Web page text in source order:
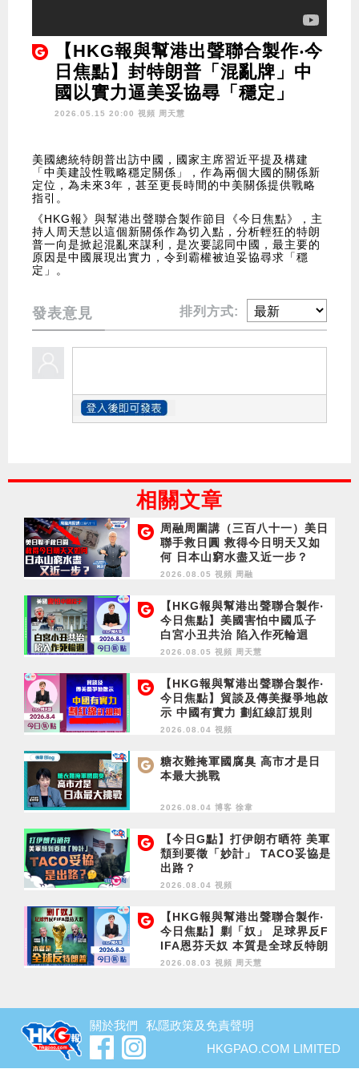
【HKG報與幫港出聲聯合製作‧今
日焦點】封特朗普「混亂牌」中
國以實力逼美妥協尋「穩定」
2026.05.15 20:00 視頻 周天慧
美國總統特朗普出訪中國，國家主席習近平提及構建
「中美建設性戰略穩定關係」，作為兩個大國的關係新
定位，為未來3年，甚至更長時間的中美關係提供戰略
指引。
《HKG報》與幫港出聲聯合製作節目《今日焦點》，主
持人周天慧以這個新關係作為切入點，分析輕狂的特朗
普一向是掀起混亂來謀利，是次要認同中國，最主要的
原因是中國展現出實力，令到霸權被迫妥協尋求「穩
定」。
發表意見 排列方式:
相關文章
周融周圍講（三百八十一）美日
聯手救日圓 救得今日明天又如
何 日本山窮水盡又近一步？
2026.08.05 視頻 周融
【HKG報與幫港出聲聯合製作‧
今日焦點】美國害怕中國瓜子
白宮小丑共治 陷入作死輪迴
2026.08.05 視頻 周天慧
【HKG報與幫港出聲聯合製作‧
今日焦點】貿談及傳美擬爭地啟
示 中國有實力 劃紅線訂規則
2026.08.04 視頻
糖衣難掩軍國腐臭 高市才是日
本最大挑戰
2026.08.04 博客 徐韋
【今日G點】打伊朗冇晒符 美軍
頹到要徵「妙計」 TACO妥協是
出路？
2026.08.04 視頻
【HKG報與幫港出聲聯合製作‧
今日焦點】剿「奴」 足球界反F
IFA恩芬天奴 本質是全球反特朗
普
2026.08.03 視頻 周天慧
關於我們
私隱政策及免責聲明
HKGPAO.COM LIMITED